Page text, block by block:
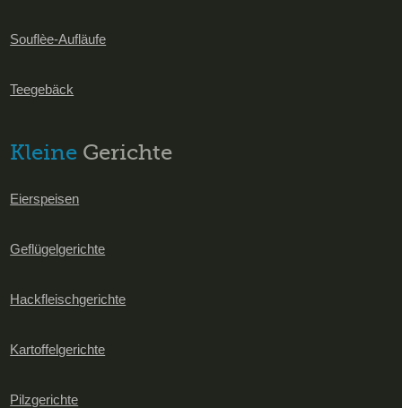
Souflèe-Aufläufe
Teegebäck
Kleine Gerichte
Eierspeisen
Geflügelgerichte
Hackfleischgerichte
Kartoffelgerichte
Pilzgerichte